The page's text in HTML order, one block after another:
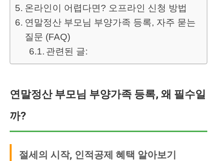
온라인이 어렵다면? 오프라인 신청 방법
연말정산 부모님 부양가족 등록, 자주 묻는
질문 (FAQ)
관련된 글:
연말정산 부모님 부양가족 등록, 왜 필수일
까?
절세의 시작, 인적공제 혜택 알아보기